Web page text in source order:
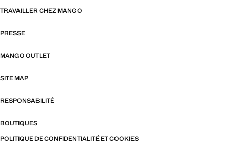
TRAVAILLER CHEZ MANGO
PRESSE
MANGO OUTLET
SITE MAP
RESPONSABILITÉ
BOUTIQUES
POLITIQUE DE CONFIDENTIALITÉ ET COOKIES